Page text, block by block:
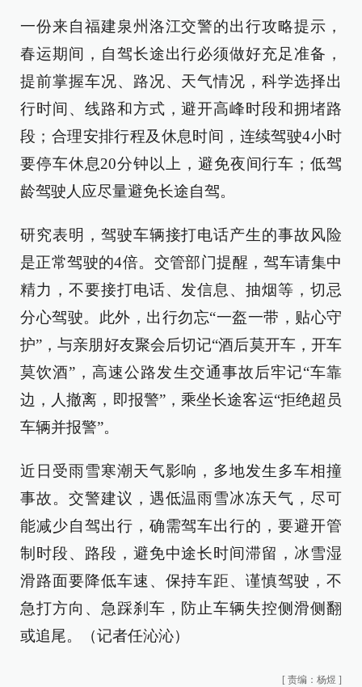
一份来自福建泉州洛江交警的出行攻略提示，
春运期间，自驾长途出行必须做好充足准备，
提前掌握车况、路况、天气情况，科学选择出
行时间、线路和方式，避开高峰时段和拥堵路
段；合理安排行程及休息时间，连续驾驶4小时
要停车休息20分钟以上，避免夜间行车；低驾
龄驾驶人应尽量避免长途自驾。
研究表明，驾驶车辆接打电话产生的事故风险
是正常驾驶的4倍。交管部门提醒，驾车请集中
精力，不要接打电话、发信息、抽烟等，切忌
分心驾驶。此外，出行勿忘“一盔一带，贴心守
护”，与亲朋好友聚会后切记“酒后莫开车，开车
莫饮酒”，高速公路发生交通事故后牢记“车靠
边，人撤离，即报警”，乘坐长途客运“拒绝超员
车辆并报警”。
近日受雨雪寒潮天气影响，多地发生多车相撞
事故。交警建议，遇低温雨雪冰冻天气，尽可
能减少自驾出行，确需驾车出行的，要避开管
制时段、路段，避免中途长时间滞留，冰雪湿
滑路面要降低车速、保持车距、谨慎驾驶，不
急打方向、急踩刹车，防止车辆失控侧滑侧翻
或追尾。（记者任沁沁）
[ 责编：杨煜 ]